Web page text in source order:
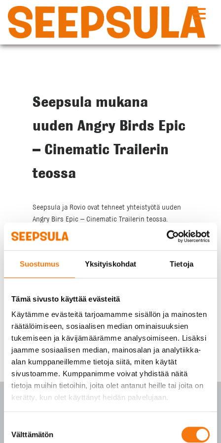
Suostumus Yksityiskohdat Tietoja
Tämä sivusto käyttää evästeitä
Käytämme evästeitä tarjoamamme sisällön ja mainosten
räätälöimiseen, sosiaalisen median ominaisuuksien
tukemiseen ja kävijämäärämme analysoimiseen. Lisäksi
jaamme sosiaalisen median, mainosalan ja analytiikka-
alan kumppaneillemme tietoja siitä, miten käytät
sivustoamme. Kumppanimme voivat yhdistää näitä
tietoja muihin tietoihin, joita olet antanut heille tai joita on
kerätty, kun olet käyttänyt heidän palvelujaan.
valinta
Välttämätön
Siirry
sisältöön
Seepsula mukana
uuden Angry Birds Epic
– Cinematic Trailerin
teossa
Seepsula ja Rovio ovat tehneet yhteistyötä uuden
Angry Birs Epic – Cinematic Trailerin teossa.
Seepsula tarjosi näyttävän ja turvallisen
kuvauspaikan Senkkerin kiviainestehtaalta
Birds Epic – Cinematic Trailer
PALVELUKESKUS